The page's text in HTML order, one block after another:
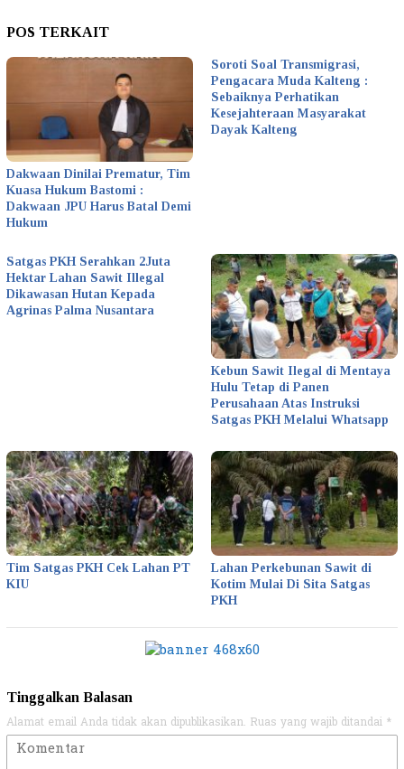
POS TERKAIT
Dakwaan Dinilai Prematur, Tim
Kuasa Hukum Bastomi :
Dakwaan JPU Harus Batal Demi
Hukum
Soroti Soal Transmigrasi,
Pengacara Muda Kalteng :
Sebaiknya Perhatikan
Kesejahteraan Masyarakat
Dayak Kalteng
Satgas PKH Serahkan 2Juta
Hektar Lahan Sawit Illegal
Dikawasan Hutan Kepada
Agrinas Palma Nusantara
Kebun Sawit Ilegal di Mentaya
Hulu Tetap di Panen
Perusahaan Atas Instruksi
Satgas PKH Melalui Whatsapp
Tim Satgas PKH Cek Lahan PT
KIU
Lahan Perkebunan Sawit di
Kotim Mulai Di Sita Satgas
PKH
Tinggalkan Balasan
Alamat email Anda tidak akan dipublikasikan. Ruas yang wajib ditandai *